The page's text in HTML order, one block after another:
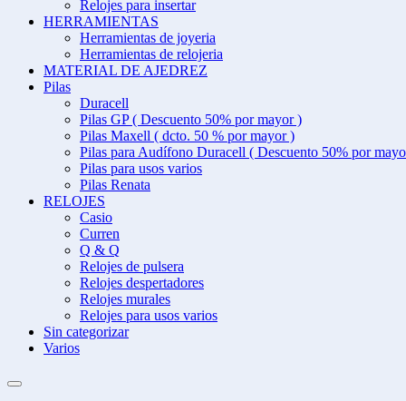
Relojes para insertar
HERRAMIENTAS
Herramientas de joyeria
Herramientas de relojeria
MATERIAL DE AJEDREZ
Pilas
Duracell
Pilas GP ( Descuento 50% por mayor )
Pilas Maxell ( dcto. 50 % por mayor )
Pilas para Audífono Duracell ( Descuento 50% por
Pilas para usos varios
Pilas Renata
RELOJES
Casio
Curren
Q & Q
Relojes de pulsera
Relojes despertadores
Relojes murales
Relojes para usos varios
Sin categorizar
Varios